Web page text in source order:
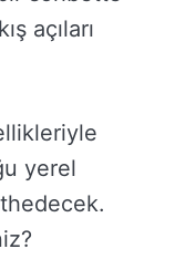
açıları
yerel